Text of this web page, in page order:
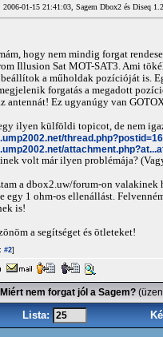
01-15 21:41:03, Sagem Dbox2 és Diseq
hogy nem mindig forgat
Illusion Sat MOT-SAT3. Ami
a műholdak pozícióját is.
forgatás a megadott
antennát! Ez ugyanúgy van
ilyen külföldi topicot, de nem
volt már ilyen problémája?
a dbox2.uw/forum-on valakinek
egy 1 ohm-os ellenállást.
is!
a segítséget és ötleteket!
#2]
nem forgat jól a Sagem?
Lista: